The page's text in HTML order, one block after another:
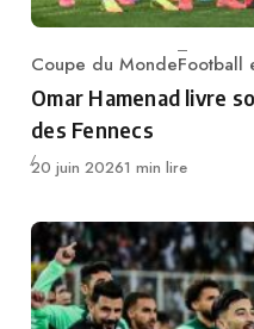
Category
Coupe du MondeFootball
Omar Hamenad livre
des Fennecs
Publié
20 juin 20261 min lire